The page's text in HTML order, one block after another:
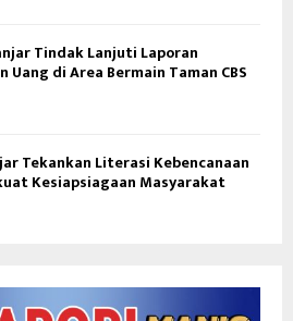
Tindak Lanjuti Laporan
Uang di Area Bermain Taman CBS
Tekankan Literasi Kebencanaan
Kesiapsiagaan Masyarakat